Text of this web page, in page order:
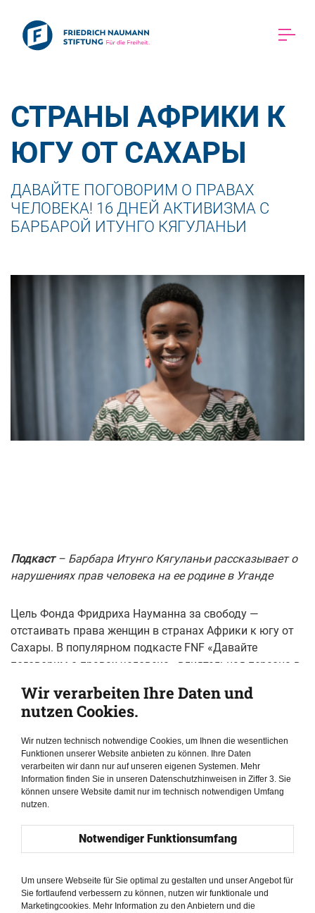
СТРАНЫ АФРИКИ К
ЮГУ ОТ САХАРЫ
ДАВАЙТЕ ПОГОВОРИМ О ПРАВАХ
ЧЕЛОВЕКА! 16 ДНЕЙ АКТИВИЗМА С
БАРБАРОЙ ИТУНГО КЯГУЛАНЬИ
Подкаст – Барбара Итунго Кягуланьи рассказывает о
нарушениях прав человека на ее родине в Уганде
Цель Фонда Фридриха Науманна за свободу —
отстаивать права женщин в странах Африки к югу от
Сахары. В популярном подкасте FNF «Давайте
поговорим о правах человека» влиятельная персона в
своем личном пути в качестве активистки, жены
самого популярного оппозиционного политика страны
В подкасте она вспоминает страшную встречу с
военными, которая произошла вскоре после всеобщих
выборов в январе 2021 года. Барбару и ее мужа Боби
Уайна посадили под домашний арест на 11 дней. Они
были практически лишены еды, воды, электричества, а
также мобильных телефонов. Барбара также
солдат. Все это происходило, когда на их попечении
находилась двухлетняя племянница Барбары.
Wir verarbeiten Ihre Daten und
nutzen Cookies.
Wir nutzen technisch notwendige Cookies, um Ihnen die wesentlichen
Funktionen unserer Website anbieten zu können. Ihre Daten
verarbeiten wir dann nur auf unseren eigenen Systemen. Mehr
Information finden Sie in unseren Datenschutzhinweisen in Ziffer 3. Sie
können unsere Website damit nur im technisch notwendigen Umfang
nutzen.
Notwendiger Funktionsumfang
Um unsere Webseite für Sie optimal zu gestalten und unser Angebot für
Sie fortlaufend verbessern zu können, nutzen wir funktionale und
Marketingcookies. Mehr Information zu den Anbietern und die